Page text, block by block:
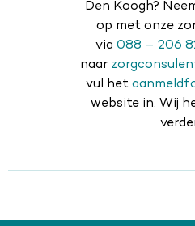
Den Koogh?
op met onze
via 088 – 206
naar
vul het
website in. Wij